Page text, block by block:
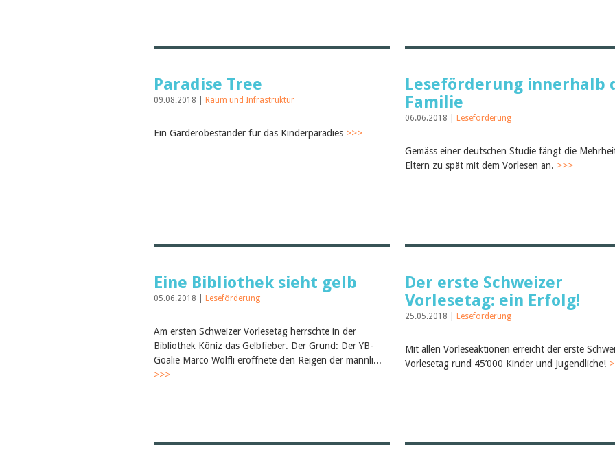
Paradise Tree
09.08.2018 | Raum und Infrastruktur
Ein Garderobeständer für das Kinderparadies >>>
Leseförderung innerhalb
Familie
06.06.2018 | Leseförderung
Gemäss einer deutschen Studie fängt die
Eltern zu spät mit dem Vorlesen an. >>>
Eine Bibliothek sieht gelb
05.06.2018 | Leseförderung
Am ersten Schweizer Vorlesetag herrschte in der
Bibliothek Köniz das Gelbfieber. Der Grund: Der YB-
Goalie Marco Wölfli eröffnete den Reigen der männli...
>>>
Der erste Schweizer
Vorlesetag: ein Erfolg!
25.05.2018 | Leseförderung
Mit allen Vorleseaktionen erreicht der erste
Vorlesetag rund 45’000 Kinder und Jugendliche!